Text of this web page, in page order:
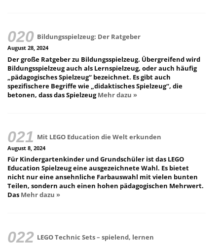
Bildungsspielzeug: Der Ratgeber
August 28, 2024
Der große Ratgeber zu Bildungsspielzeug. Übergreifend wird
Bildungsspielzeug auch als Lernspielzeug, oder auch häufig
„pädagogisches Spielzeug“ bezeichnet. Es gibt auch
spezifischere Begriffe wie „didaktisches Spielzeug“, die
betonen, dass das SpielzeugMehr dazu »
Mit LEGO Education die Welt erkunden
August 8, 2024
Für Kindergartenkinder und Grundschüler ist das LEGO
Education Spielzeug eine ausgezeichnete Wahl. Es bietet
nicht nur eine ansehnliche Farbauswahl mit vielen bunten
Teilen, sondern auch einen hohen pädagogischen Mehrwert.
Das Mehr dazu »
LEGO Technic Sets – spielend, lernen